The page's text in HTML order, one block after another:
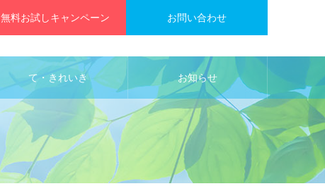
無料お試しキャンペーン お問い合わせ
て・きれいき お知らせ